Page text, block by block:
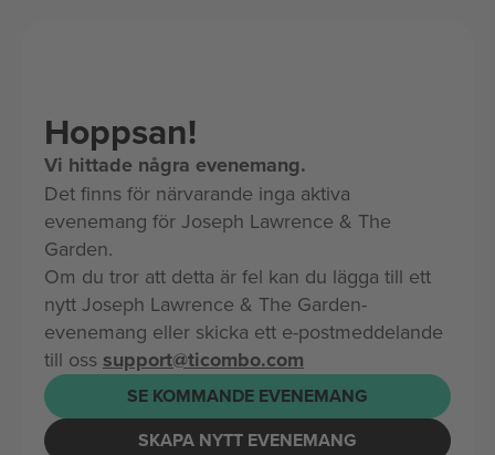
Hoppsan!
Vi hittade några evenemang.
Det finns för närvarande inga aktiva
evenemang för Joseph Lawrence & The
Garden.
Om du tror att detta är fel kan du lägga till ett
nytt Joseph Lawrence & The Garden-
evenemang eller skicka ett e-postmeddelande
till oss support@ticombo.com
SE KOMMANDE EVENEMANG
SKAPA NYTT EVENEMANG